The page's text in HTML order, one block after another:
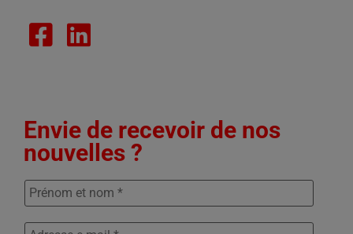
Envie de recevoir de nos
nouvelles ?